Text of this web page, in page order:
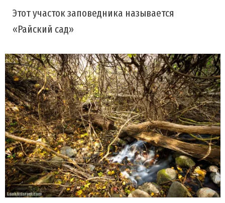
Этот участок заповедника называется
«Райский сад»